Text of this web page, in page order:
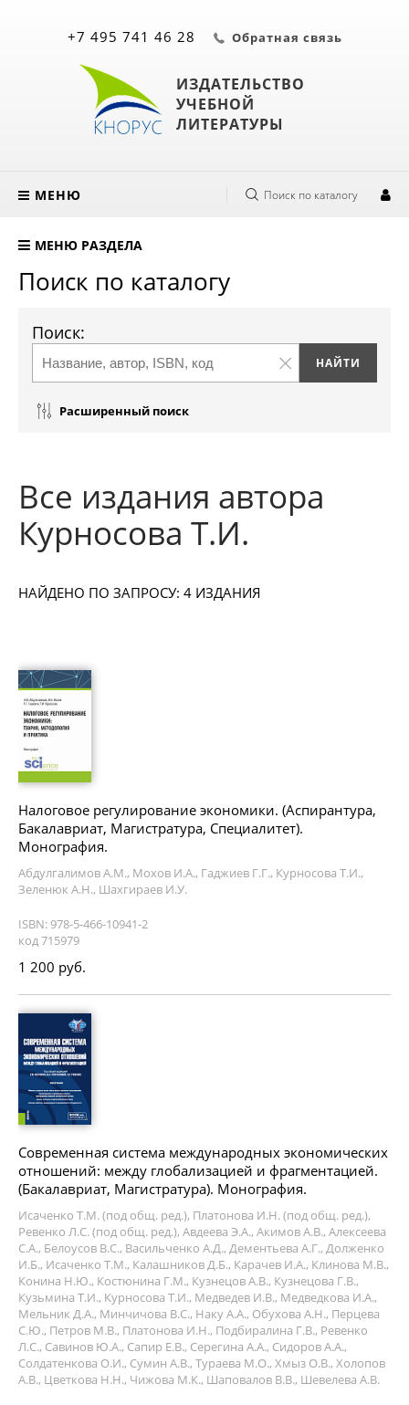
ИЗДАТЕЛЬСТВО
УЧЕБНОЙ
ЛИТЕРАТУРЫ
+7 495 741 46 28 Обратная связь
МЕНЮ Поиск по каталогу
МЕНЮ РАЗДЕЛА
Поиск по каталогу
Поиск:
Расширенный поиск
Все издания автора
Курносова Т.И.
НАЙДЕНО ПО ЗАПРОСУ: 4 ИЗДАНИЯ
Налоговое регулирование экономики. (Аспирантура,
Бакалавриат, Магистратура, Специалитет).
Монография.
Абдулгалимов А.М., Мохов И.А., Гаджиев Г.Г., Курносова Т.И.,
Зеленюк А.Н., Шахгираев И.У.
ISBN: 978-5-466-10941-2
код 715979
1 200 руб.
Современная система международных экономических
отношений: между глобализацией и фрагментацией.
(Бакалавриат, Магистратура). Монография.
Исаченко Т.М. (под общ. ред.), Платонова И.Н. (под общ. ред.),
Ревенко Л.С. (под общ. ред.), Авдеева Э.А., Акимов А.В., Алексеева
С.А., Белоусов В.С., Васильченко А.Д., Дементьева А.Г., Долженко
И.Б., Исаченко Т.М., Калашников Д.Б., Карачев И.А., Клинова М.В.,
Конина Н.Ю., Костюнина Г.М., Кузнецов А.В., Кузнецова Г.В.,
Кузьмина Т.И., Курносова Т.И., Медведев И.В., Медведкова И.А.,
Мельник Д.А., Минчичова В.С., Наку А.А., Обухова А.Н., Перцева
С.Ю., Петров М.В., Платонова И.Н., Подбиралина Г.В., Ревенко
Л.С., Савинов Ю.А., Сапир Е.В., Серегина А.А., Сидоров А.А.,
Солдатенкова О.И., Сумин А.В., Тураева М.О., Хмыз О.В., Холопов
А.В., Цветкова Н.Н., Чижова М.К., Шаповалов В.В., Шевелева А.В.